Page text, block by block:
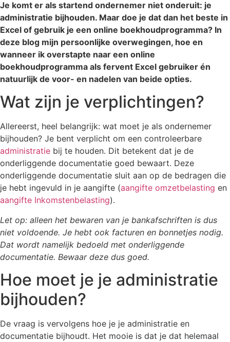
Je komt er als startend ondernemer niet onderuit: je
administratie bijhouden. Maar doe je dat dan het beste in
Excel of gebruik je een online boekhoudprogramma? In
deze blog mijn persoonlijke overwegingen, hoe en
wanneer ik overstapte naar een online
boekhoudprogramma als fervent Excel gebruiker én
natuurlijk de voor- en nadelen van beide opties.
Wat zijn je verplichtingen?
Allereerst, heel belangrijk: wat moet je als ondernemer
bijhouden? Je bent verplicht om een controleerbare
administratie bij te houden. Dit betekent dat je de
onderliggende documentatie goed bewaart. Deze
onderliggende documentatie sluit aan op de bedragen die
je hebt ingevuld in je aangifte (aangifte omzetbelasting en
aangifte Inkomstenbelasting).
Let op: alleen het bewaren van je bankafschriften is dus
niet voldoende. Je hebt ook facturen en bonnetjes nodig.
Dat wordt namelijk bedoeld met onderliggende
documentatie. Bewaar deze dus goed.
Hoe moet je je administratie
bijhouden?
De vraag is vervolgens hoe je je administratie en
documentatie bijhoudt. Het mooie is dat je dat helemaal